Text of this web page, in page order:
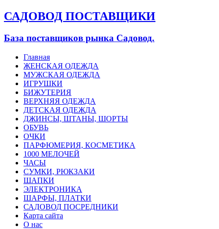
САДОВОД ПОСТАВЩИКИ
База поставщиков рынка Садовод.
Главная
ЖЕНСКАЯ ОДЕЖДА
МУЖСКАЯ ОДЕЖДА
ИГРУШКИ
БИЖУТЕРИЯ
ВЕРХНЯЯ ОДЕЖДА
ДЕТСКАЯ ОДЕЖДА
ДЖИНСЫ, ШТАНЫ, ШОРТЫ
ОБУВЬ
ОЧКИ
ПАРФЮМЕРИЯ, КОСМЕТИКА
1000 МЕЛОЧЕЙ
ЧАСЫ
СУМКИ, РЮКЗАКИ
ШАПКИ
ЭЛЕКТРОНИКА
ШАРФЫ, ПЛАТКИ
САДОВОД ПОСРЕДНИКИ
Карта сайта
О нас